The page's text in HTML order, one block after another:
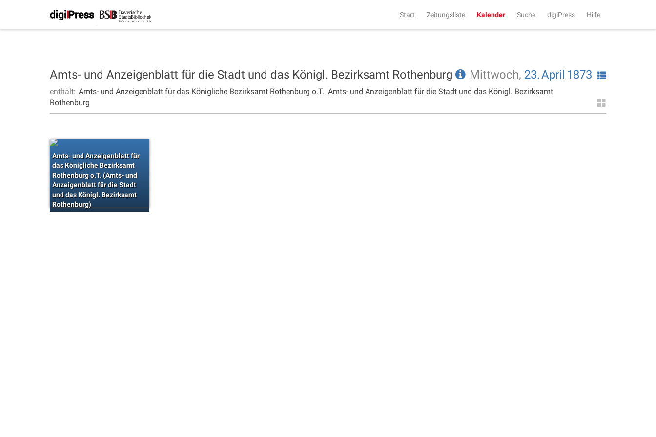
Start Zeitungsliste Kalender Suche digiPress Hilfe
Amts- und Anzeigenblatt für die Stadt und das Königl. Bezirksamt Rothenburg Mittwoch, 23.April 1873
enthält: Amts- und Anzeigenblatt für das Königliche Bezirksamt Rothenburg o.T. Amts- und Anzeigenblatt für die Stadt und das Königl. Bezirksamt
Rothenburg
Amts- und Anzeigenblatt für
das Königliche Bezirksamt
Rothenburg o.T. (Amts- und
Anzeigenblatt für die Stadt
und das Königl. Bezirksamt
Rothenburg)